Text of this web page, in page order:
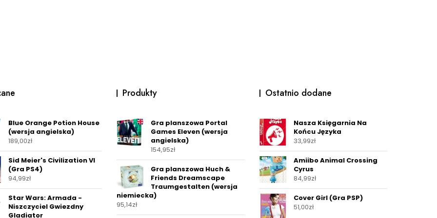
Blue Orange Potion House
(wersja angielska)
189,00zł
Sid Meier's Civilization VI
(Gra PS4)
94,99zł
Star Wars: Armada -
Niszczyciel Gwiezdny
Gladiator
Produkty
Gra planszowa Portal
Games Eleven (wersja
angielska)
154,95zł
Gra planszowa Huch &
Friends Dreamscape
Traumgestalten (wersja
niemiecka)
95,14zł
Ostatnio dodane
Nasza Księgarnia Na
Końcu Języka
33,99zł
Amiibo Animal Crossing
Cyrus
84,99zł
Cover Girl (Gra PSP)
51,00zł